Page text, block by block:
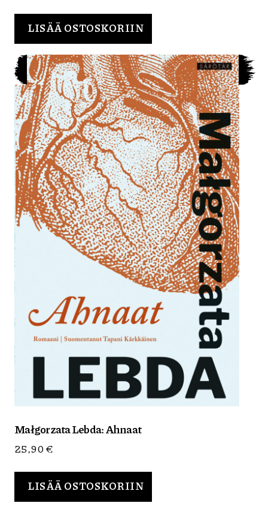
LISÄÄ OSTOSKORIIN
Małgorzata Lebda: Ahnaat
25,90€
LISÄÄ OSTOSKORIIN